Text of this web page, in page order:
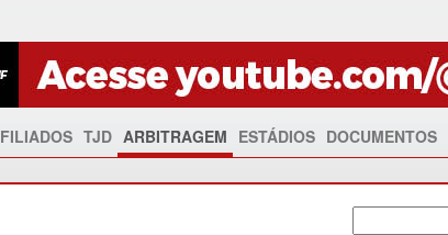
FILIADOS TJD ARBITRAGEM ESTÁDIOS DOCUMENTOS